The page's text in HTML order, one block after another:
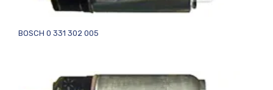
BOSCH 0 331 302 005